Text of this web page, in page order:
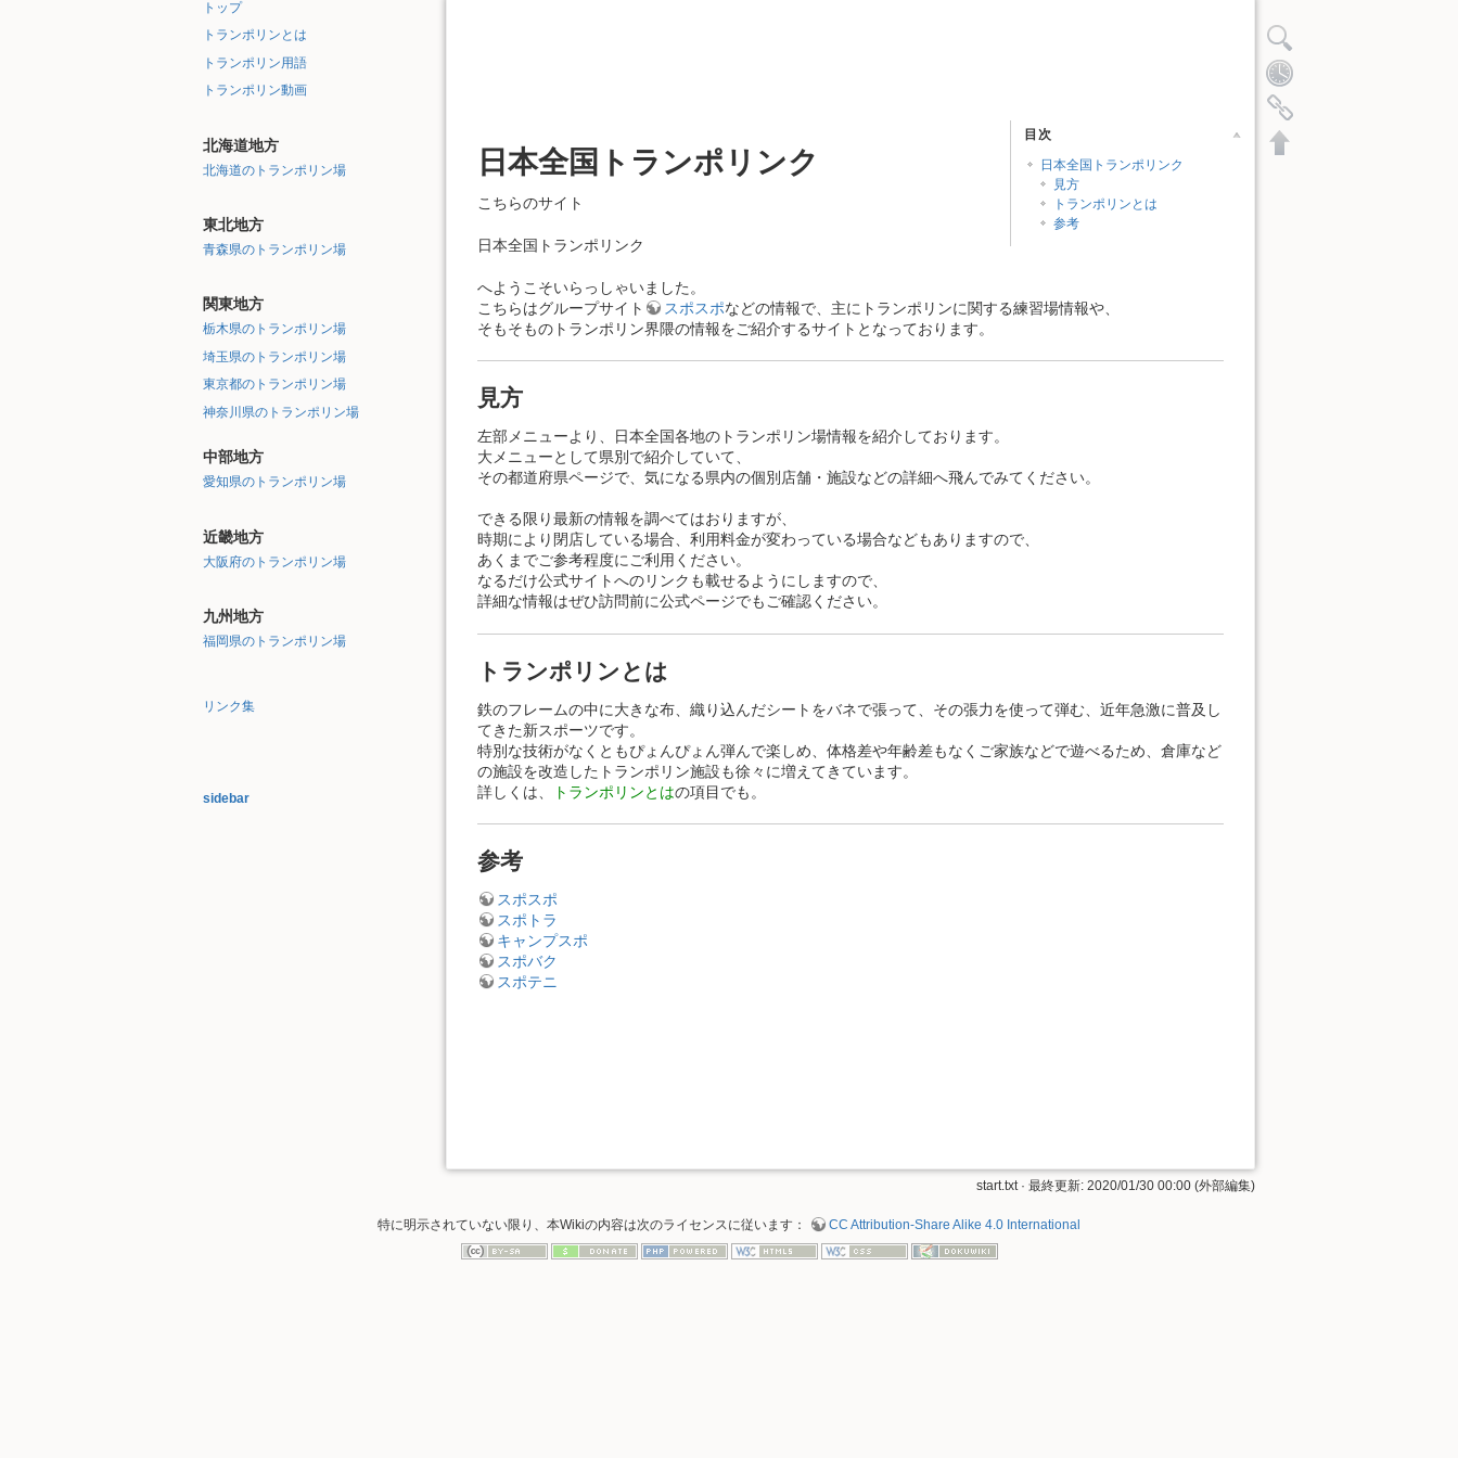
トップ
トランポリンとは
トランポリン用語
トランポリン動画
北海道地方
北海道のトランポリン場
東北地方
青森県のトランポリン場
関東地方
栃木県のトランポリン場
埼玉県のトランポリン場
東京都のトランポリン場
神奈川県のトランポリン場
中部地方
愛知県のトランポリン場
近畿地方
大阪府のトランポリン場
九州地方
福岡県のトランポリン場
リンク集
sidebar
目次
日本全国トランポリンク
見方
トランポリンとは
参考
日本全国トランポリンク
こちらのサイト
日本全国トランポリンク
へようこそいらっしゃいました。
こちらはグループサイト
スポスポなどの情報で、主にトランポリンに関する練習場情報や、
そもそものトランポリン界隈の情報をご紹介するサイトとなっております。
見方
左部メニューより、日本全国各地のトランポリン場情報を紹介しております。
大メニューとして県別で紹介していて、
その都道府県ページで、気になる県内の個別店舗・施設などの詳細へ飛んでみてください。
できる限り最新の情報を調べてはおりますが、
時期により閉店している場合、利用料金が変わっている場合などもありますので、
あくまでご参考程度にご利用ください。
なるだけ公式サイトへのリンクも載せるようにしますので、
詳細な情報はぜひ訪問前に公式ページでもご確認ください。
トランポリンとは
鉄のフレームの中に大きな布、織り込んだシートをバネで張って、その張力を使って弾む、近年急激に普及し
てきた新スポーツです。
特別な技術がなくともぴょんぴょん弾んで楽しめ、体格差や年齢差もなくご家族などで遊べるため、倉庫など
の施設を改造したトランポリン施設も徐々に増えてきています。
詳しくは、
トランポリンとはの項目でも。
参考
スポスポ
スポトラ
キャンプスポ
スポバク
スポテニ
start.txt· 最終更新: 2020/01/30 00:00 (外部編集)
特に明示されていない限り、本Wikiの内容は次のライセンスに従います： CC Attribution-Share Alike 4.0 International